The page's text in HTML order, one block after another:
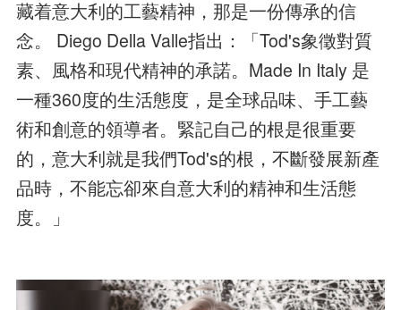
藏着意大利的工藝精神，那是一份傳承的信
念。 Diego Della Valle指出：「Tod's象徵對質
素、風格和現代精神的承諾。Made In Italy 是
一種360度的生活態度，是全球品味、手工藝
術和創意的領導者。緊記自己的根是很重要
的，意大利就是我們Tod's的根，不斷發展新產
品時，不能忘卻來自意大利的精神和生活態
度。」